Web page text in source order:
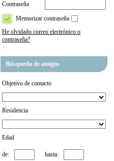
Contraseña
Memorizar contraseña
He olvidado correo electrónico o
contraseña?
Búsqueda de amigos
Objetivo de contacto
Residencia
Edad
de: hasta: